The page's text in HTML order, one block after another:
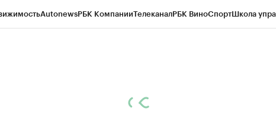
AutonewsРБК КомпанииТелеканалРБК ВиноСпортШкола